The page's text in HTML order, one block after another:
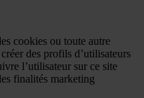
cookies ou toute autre
des profils d’utilisateurs
l’utilisateur sur ce site
finalités marketing